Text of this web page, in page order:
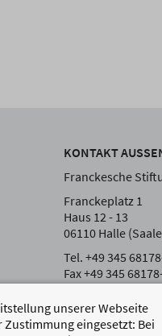
unserer Webseite
eingesetzt: Bei
KONTAKT
Franckesche
Franckeplatz 1
Haus 12 - 13
06110 Halle
Tel. +49 345
Fax +49 345